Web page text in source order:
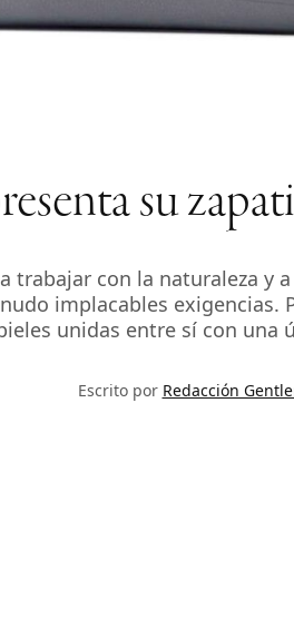
su
trabajar con la naturaleza y
implacables
unidas entre sí con una
Escrito por Redacción